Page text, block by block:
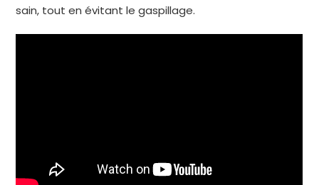
sain, tout en évitant le gaspillage.